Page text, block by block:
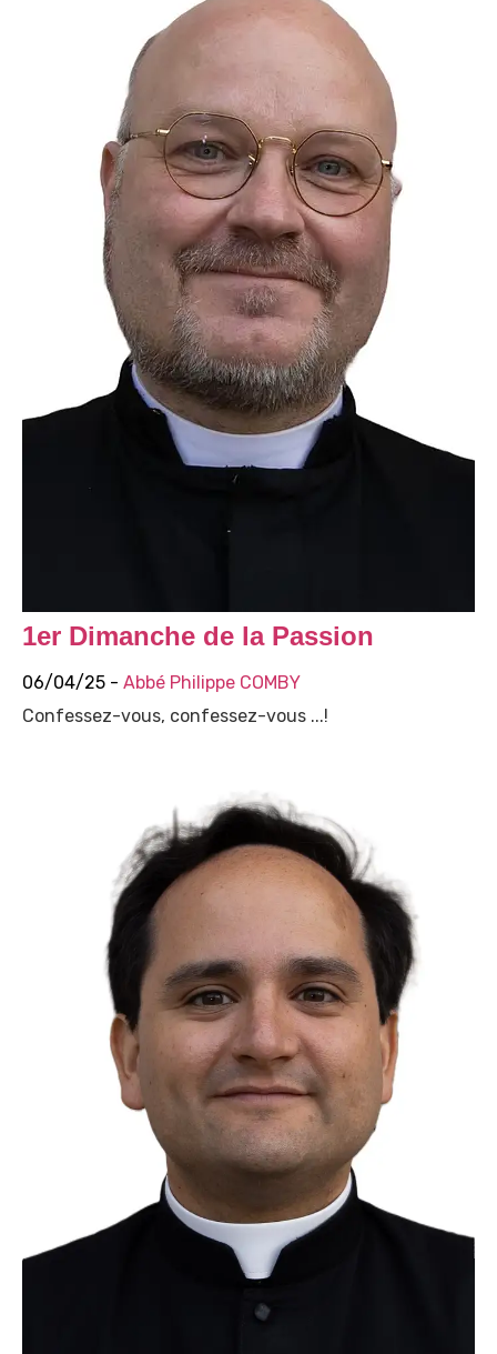
1er Dimanche de la Passion
06/04/25 - Abbé Philippe COMBY
Confessez-vous, confessez-vous ...!